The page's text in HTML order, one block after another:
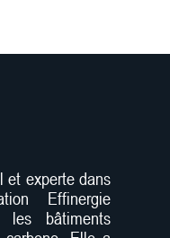
et experte dans
Effinergie
les bâtiments